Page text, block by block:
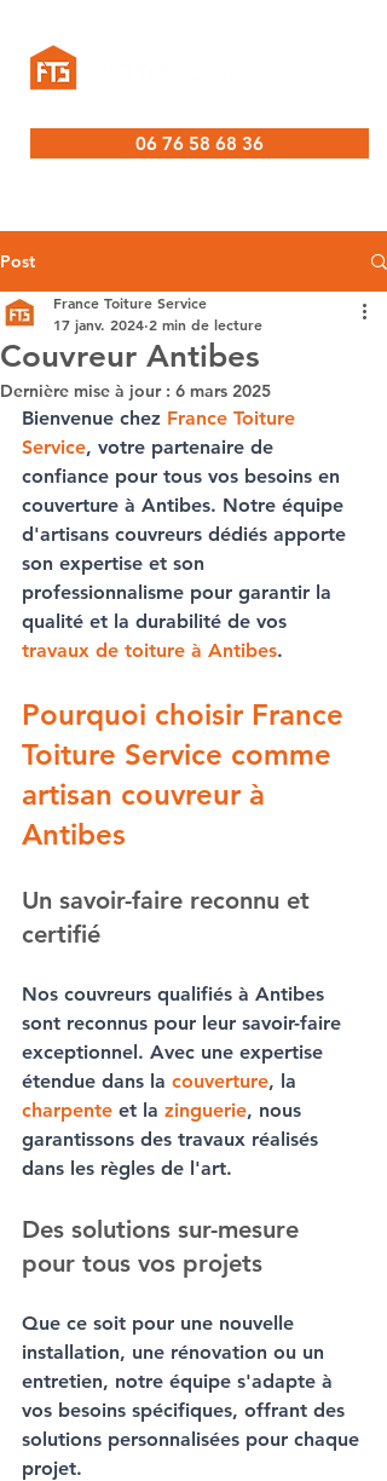
06 76 58 68 36
Post
Couvreur Antibes
France Toiture Service
17 janv. 2024 2 min de lecture
Dernière mise à jour : 6 mars 2025
Bienvenue chez France Toiture
Service, votre partenaire de
confiance pour tous vos besoins en
couverture à Antibes. Notre équipe
d'artisans couvreurs dédiés apporte
son expertise et son
professionnalisme pour garantir la
qualité et la durabilité de vos
travaux de toiture à Antibes.
Pourquoi choisir France
Toiture Service comme
artisan couvreur à
Antibes
Un savoir-faire reconnu et
certifié
Nos couvreurs qualifiés à Antibes
sont reconnus pour leur savoir-faire
exceptionnel. Avec une expertise
étendue dans la couverture, la
charpente et la zinguerie, nous
garantissons des travaux réalisés
dans les règles de l'art.
Des solutions sur-mesure
pour tous vos projets
Que ce soit pour une nouvelle
installation, une rénovation ou un
entretien, notre équipe s'adapte à
vos besoins spécifiques, offrant des
solutions personnalisées pour chaque
projet.